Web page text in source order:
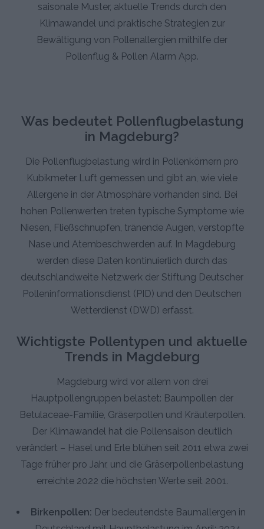
saisonale Muster, aktuelle Trends durch den
Klimawandel und praktische Strategien zur
Bewältigung von Pollenallergien mithilfe der
Pollenflug & Pollen Alarm App.
Was bedeutet Pollenflugbelastung
in Magdeburg?
Die Pollenflugbelastung wird in Pollenkörnern pro
Kubikmeter Luft gemessen und gibt an, wie viele
Allergene in der Atmosphäre vorhanden sind. Bei
hohen Pollenwerten treten typische Symptome wie
Niesen, Fließschnupfen, tränende Augen, verstopfte
Nase und Atembeschwerden auf. In Magdeburg
werden diese Daten kontinuierlich durch das
deutschlandweite Netzwerk der Stiftung Deutscher
Polleninformationsdienst (PID) und den Deutschen
Wetterdienst (DWD) erfasst.
Wichtigste Pollentypen und aktuelle
Trends in Magdeburg
Magdeburg wird vor allem von drei
Hauptpollengruppen belastet: Baumpollen der
Betulaceae-Familie, Gräserpollen und Kräuterpollen.
Der Klimawandel hat die Pollensaison deutlich
verändert – Hasel und Erle blühen seit 2011 etwa zwei
Tage früher pro Jahr, und die Gräserpollenbelastung
erreichte 2022 die höchsten Werte seit 2001.
Birkenpollen: Der bedeutendste Baumallergen in